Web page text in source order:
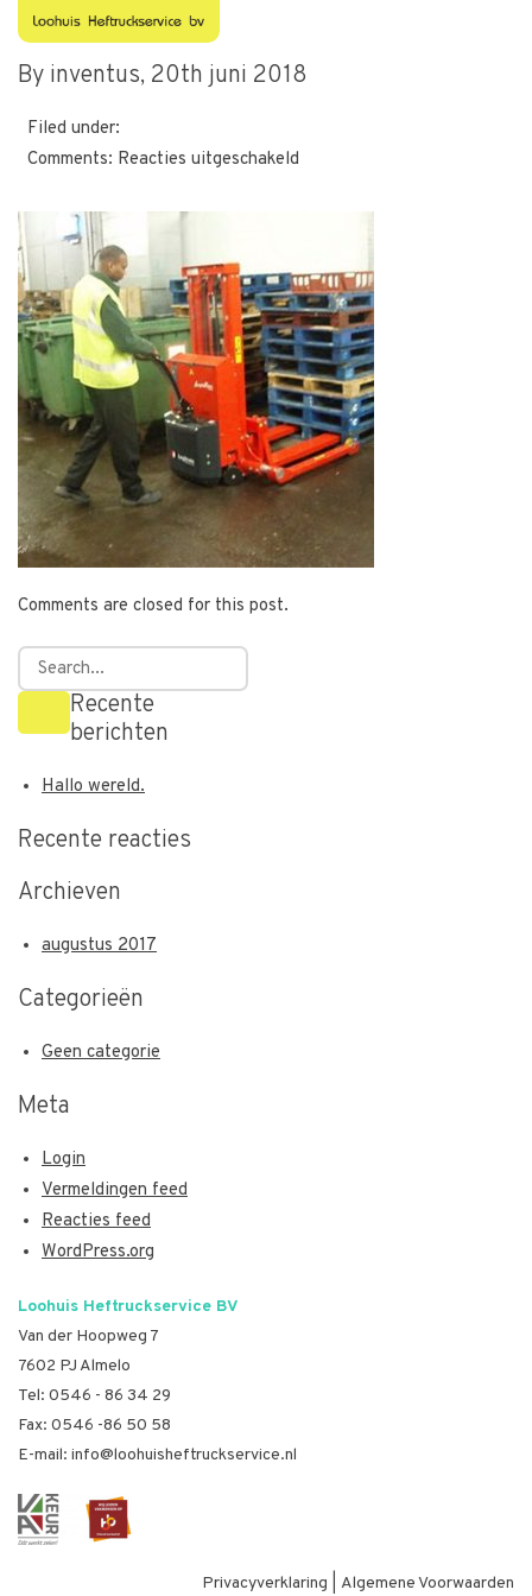
self-maxi-4
By inventus, 20th juni 2018
Filed under:
Comments: Reacties uitgeschakeld
Comments are closed for this post.
Recente
berichten
Hallo wereld.
Recente reacties
Archieven
augustus 2017
Categorieën
Geen categorie
Meta
Login
Vermeldingen feed
Reacties feed
WordPress.org
Loohuis Heftruckservice BV
Van der Hoopweg 7
7602 PJ Almelo
Tel: 0546 - 86 34 29
Fax: 0546 -86 50 58
E-mail: info@loohuisheftruckservice.nl
Privacyverklaring Algemene Voorwaarden